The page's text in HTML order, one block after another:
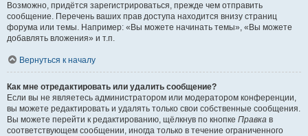
Возможно, придётся зарегистрироваться, прежде чем отправить
сообщение. Перечень ваших прав доступа находится внизу страниц
форума или темы. Например: «Вы можете начинать темы», «Вы можете
добавлять вложения» и т.п.
Вернуться к началу
Как мне отредактировать или удалить сообщение?
Если вы не являетесь администратором или модератором конференции,
вы можете редактировать и удалять только свои собственные сообщения.
Вы можете перейти к редактированию, щёлкнув по кнопке Правка в
соответствующем сообщении, иногда только в течение ограниченного